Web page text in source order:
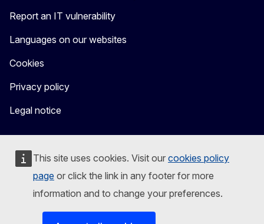
This site uses cookies. Visit our cookies policy
page or click the link in any footer for more
information and to change your preferences.
Report an IT vulnerability
Languages on our websites
Cookies
Privacy policy
Legal notice